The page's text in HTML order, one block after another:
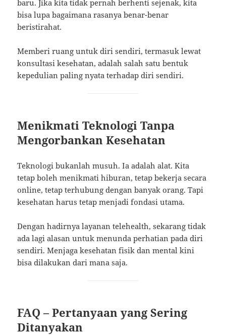
baru. Jika kita tidak pernah berhenti sejenak, kita
bisa lupa bagaimana rasanya benar-benar
beristirahat.
Memberi ruang untuk diri sendiri, termasuk lewat
konsultasi kesehatan, adalah salah satu bentuk
kepedulian paling nyata terhadap diri sendiri.
Menikmati Teknologi Tanpa
Mengorbankan Kesehatan
Teknologi bukanlah musuh. Ia adalah alat. Kita
tetap boleh menikmati hiburan, tetap bekerja secara
online, tetap terhubung dengan banyak orang. Tapi
kesehatan harus tetap menjadi fondasi utama.
Dengan hadirnya layanan telehealth, sekarang tidak
ada lagi alasan untuk menunda perhatian pada diri
sendiri. Menjaga kesehatan fisik dan mental kini
bisa dilakukan dari mana saja.
FAQ – Pertanyaan yang Sering
Ditanyakan